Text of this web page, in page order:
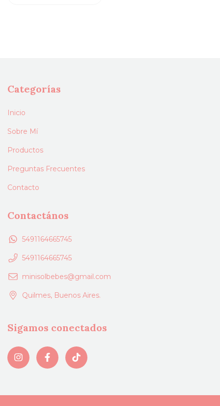
Categorías
Inicio
Sobre Mí
Productos
Preguntas Frecuentes
Contacto
Contactános
5491164665745
5491164665745
minisolbebes@gmail.com
Quilmes, Buenos Aires.
Sigamos conectados